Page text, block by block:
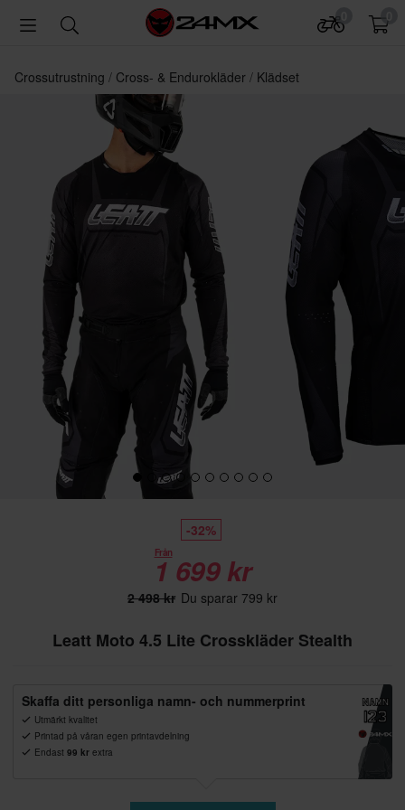
Crossutrustning Cross- & Endurokläder Klädset
-32%
Från
1 699 kr
2 498 kr Du sparar 799 kr
Leatt Moto 4.5 Lite Crosskläder Stealth
Skaffa ditt personliga namn- och nummerprint
Utmärkt kvalitet
Printad på våran egen printavdelning
Endast 99 kr extra